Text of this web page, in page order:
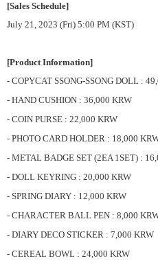
[Sales Schedule]
July 21, 2023 (Fri) 5:00 PM (KST)
[Product Information]
- COPYCAT SSONG-SSONG DOLL :
- HAND CUSHION : 36,000 KRW
- COIN PURSE : 22,000 KRW
- PHOTO CARD HOLDER : 18,000
- METAL BADGE SET (2EA 1SET) :
- DOLL KEYRING : 20,000 KRW
- SPRING DIARY : 12,000 KRW
- CHARACTER BALL PEN : 8,000
- DIARY DECO STICKER : 7,000 KRW
- CEREAL BOWL : 24,000 KRW